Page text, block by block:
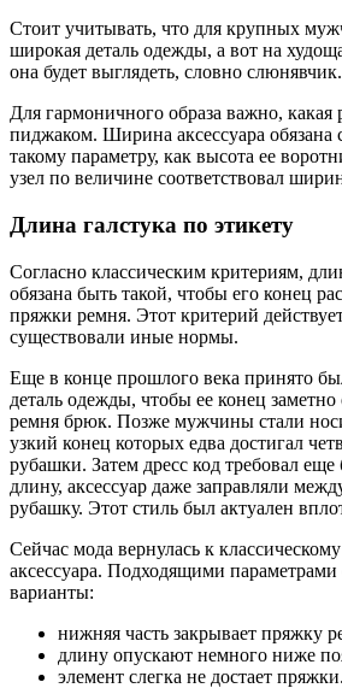
Стоит учитывать, что для крупных
широкая деталь одежды, а вот на
она будет выглядеть, словно слюнявчик.
Для гармоничного образа важно, какая
пиджаком. Ширина аксессуара обязана
такому параметру, как высота ее
узел по величине соответствовал
Длина галстука по этикету
Согласно классическим критериям,
обязана быть такой, чтобы его конец
пряжки ремня. Этот критерий
существовали иные нормы.
Еще в конце прошлого века принято
деталь одежды, чтобы ее конец
ремня брюк. Позже мужчины стали
узкий конец которых едва достигал
рубашки. Затем дресс код требовал еще
длину, аксессуар даже заправляли
рубашку. Этот стиль был актуален
Сейчас мода вернулась к
аксессуара. Подходящими
варианты:
нижняя часть закрывает пряжку
длину опускают немного ниже
элемент слегка не достает пряжки.